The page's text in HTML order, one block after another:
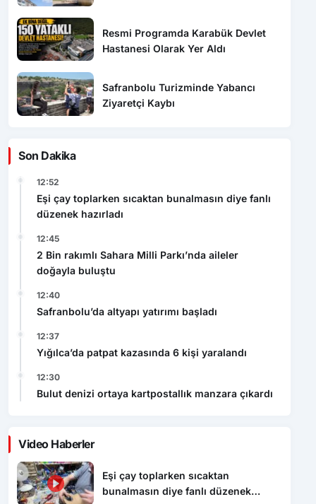
Resmi Programda Karabük Devlet
Hastanesi Olarak Yer Aldı
Safranbolu Turizminde Yabancı
Ziyaretçi Kaybı
Son Dakika
12:52
Eşi çay toplarken sıcaktan bunalmasın diye fanlı
düzenek hazırladı
12:45
2 Bin rakımlı Sahara Milli Parkı’nda aileler
doğayla buluştu
12:40
Safranbolu’da altyapı yatırımı başladı
12:37
Yığılca’da patpat kazasında 6 kişi yaralandı
12:30
Bulut denizi ortaya kartpostallık manzara çıkardı
Video Haberler
Eşi çay toplarken sıcaktan
bunalmasın diye fanlı düzenek